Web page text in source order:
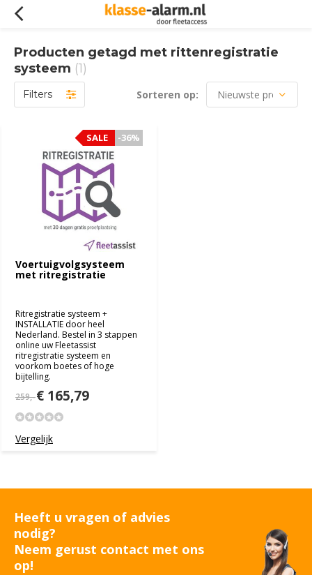
Producten getagd met rittenregistratie
systeem (1)
Filters Sorteren op:
Voertuigvolgsysteem
met ritregistratie
Ritregistratie systeem +
INSTALLATIE door heel
Nederland. Bestel in 3 stappen
online uw Fleetassist
ritregistratie systeem en
voorkom boetes of hoge
bijtelling.
259,-€ 165,79
-36%
SALE
Vergelijk
-36%
SALE
Heeft u vragen of advies
nodig?
Neem gerust contact met ons
op!